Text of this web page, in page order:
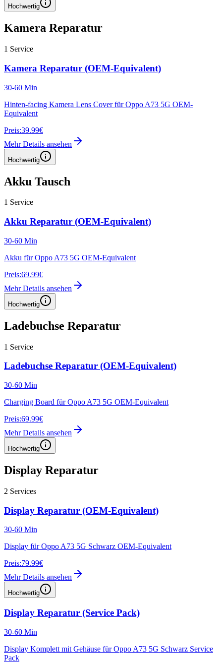
Hochwertig
Kamera Reparatur
1 Service
Kamera Reparatur (OEM-Equivalent)
30-60 Min
Hinten-facing Kamera Lens Cover für Oppo A73 5G OEM-
Equivalent
Preis:39.99€
Mehr Details ansehen
Hochwertig
Akku Tausch
1 Service
Akku Reparatur (OEM-Equivalent)
30-60 Min
Akku für Oppo A73 5G OEM-Equivalent
Preis:69.99€
Mehr Details ansehen
Hochwertig
Ladebuchse Reparatur
1 Service
Ladebuchse Reparatur (OEM-Equivalent)
30-60 Min
Charging Board für Oppo A73 5G OEM-Equivalent
Preis:69.99€
Mehr Details ansehen
Hochwertig
Display Reparatur
2 Services
Display Reparatur (OEM-Equivalent)
30-60 Min
Display für Oppo A73 5G Schwarz OEM-Equivalent
Preis:79.99€
Mehr Details ansehen
Hochwertig
Display Reparatur (Service Pack)
30-60 Min
Display Komplett mit Gehäuse für Oppo A73 5G Schwarz Service
Pack